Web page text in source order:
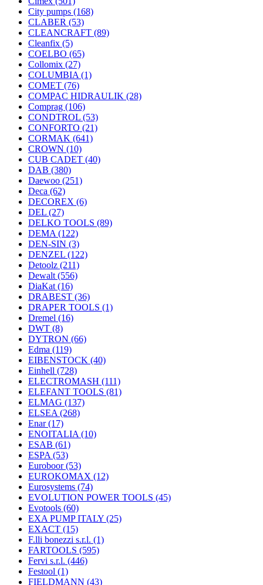
City pumps (168)
CLABER (53)
CLEANCRAFT (89)
Cleanfix (5)
COELBO (65)
Collomix (27)
COLUMBIA (1)
COMET (76)
COMPAC HIDRAULIK (28)
Comprag (106)
CONDTROL (53)
CONFORTO (21)
CORMAK (641)
CROWN (10)
CUB CADET (40)
DAB (380)
Daewoo (251)
Deca (62)
DECOREX (6)
DEL (27)
DELKO TOOLS (89)
DEMA (122)
DEN-SIN (3)
DENZEL (122)
Detoolz (211)
Dewalt (556)
DiaKat (16)
DRABEST (36)
DRAPER TOOLS (1)
Dremel (16)
DWT (8)
DYTRON (66)
Edma (119)
EIBENSTOCK (40)
Einhell (728)
ELECTROMASH (111)
ELEFANT TOOLS (81)
ELMAG (137)
ELSEA (268)
Enar(17)
ENOITALIA (10)
ESAB (61)
ESPA (53)
Euroboor(53)
EUROKOMAX (12)
Eurosystems (74)
EVOLUTION POWER TOOLS (45)
Evotools (60)
EXA PUMP ITALY (25)
EXACT (15)
F.lli bonezzi s.r.l. (1)
FARTOOLS (595)
Fervi s.r.l. (446)
Festool (1)
FIELDMANN (43)